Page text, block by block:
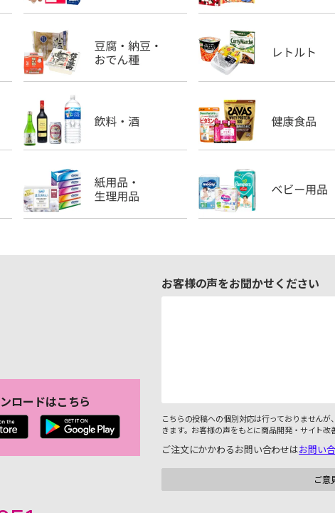
ロードはこちら
お客様の声をお聞かせください
こちらの投稿への個別対応は行っておりません
きます。お客様の声をもとに商品開発・サイト改
ご注文にかかわるお問い合わせはお問い